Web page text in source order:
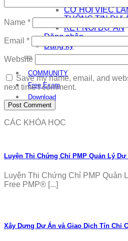
CƠ HỘI VIỆC
THÔNG TIN DỰ
KẾT NỐI DỰ ÁN
Đăng nhập
Đăng ký
COMMUNITY
Free Exam
Download
Name *
Email *
Website
Save my name, email, and
next time I comment.
CÁC KHÓA HỌC
Luyện Thi Chứng Chỉ PMP Quản Lý Dự
Luyện Thi Chứng Chỉ PMP Quản
Free PMP® [...]
Xây Dựng Dự Án và Giao Dịch Tín Chỉ